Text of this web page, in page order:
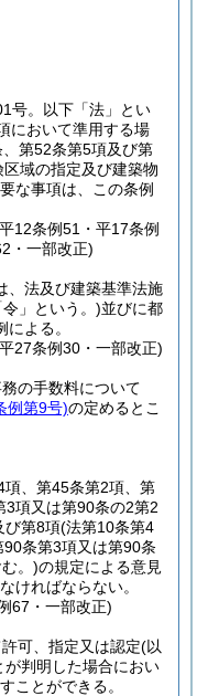
号。以下「法」とい
において準用する場
、第52条第5項及び第
域の指定及び建築物
な事項は、この条例
12条例51・平17条例
・一部改正)
、法及び建築基準法施
」という。)並びに都
による。
27条例30・一部改正)
の手数料について
例第9号)の定めるとこ
項、第45条第2項、第
項又は第90条の2第2
び第8項(法第10条第4
条第3項又は第90条
。)の規定による意見
ければならない。
67・一部改正)
可、指定又は認定(以
が判明した場合におい
ことができる。